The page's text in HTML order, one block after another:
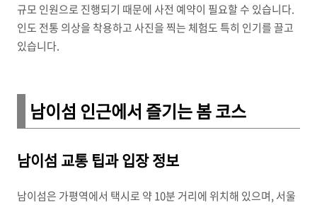
규모 인원으로 진행되기 때문에 사전 예약이 필요할 수 있습니다.
인도 전통 의상을 착용하고 사진을 찍는 체험도 특히 인기를 끌고
있습니다.
남이섬 인근에서 즐기는 봄 코스
남이섬 교통 팁과 입장 정보
남이섬은 가평역에서 택시로 약 10분 거리에 위치해 있으며, 서울